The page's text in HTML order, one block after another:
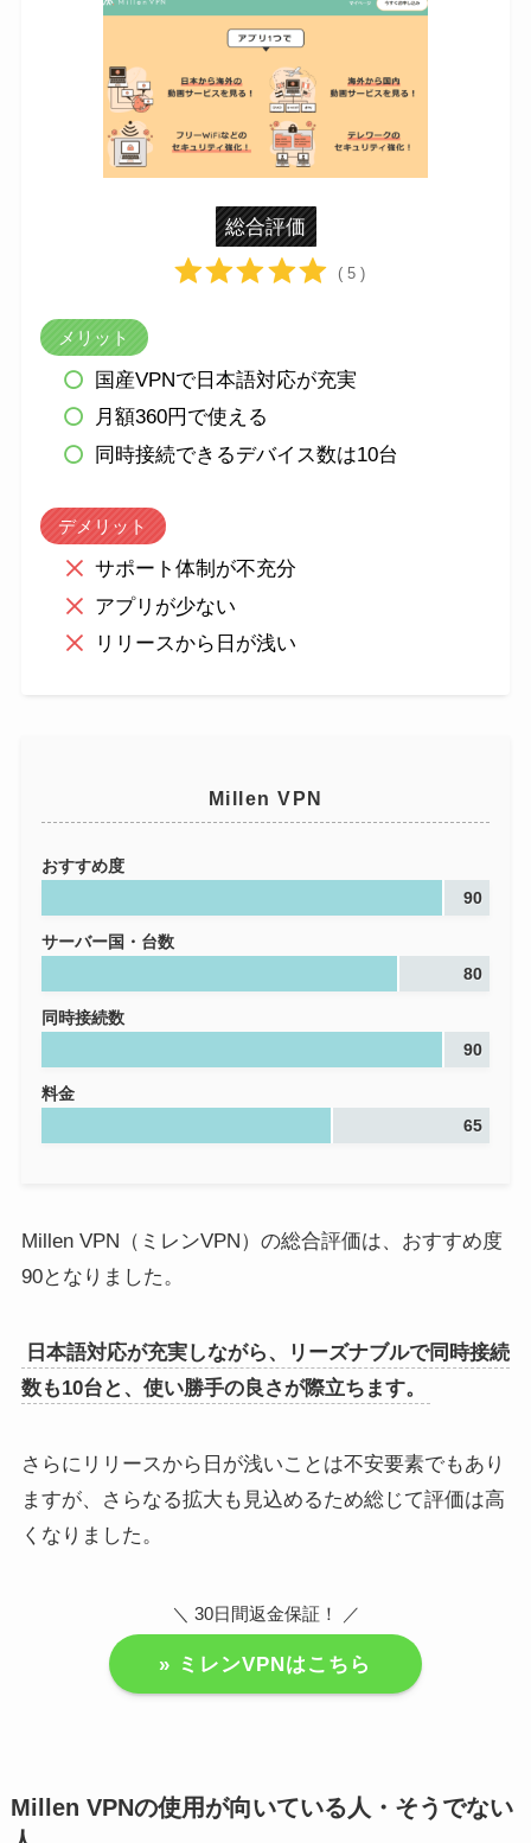
総合評価
( 5 )
メリット
国産VPNで日本語対応が充実
月額360円で使える
同時接続できるデバイス数は10台
デメリット
サポート体制が不充分
アプリが少ない
リリースから日が浅い
Millen VPN
おすすめ度
90
サーバー国・台数
80
同時接続数
90
料金
65
Millen VPN（ミレンVPN）の総合評価は、おすすめ度
90となりました。
日本語対応が充実しながら、リーズナブルで同時接続
数も10台と、使い勝手の良さが際立ちます。
さらにリリースから日が浅いことは不安要素でもあり
ますが、さらなる拡大も見込めるため総じて評価は高
くなりました。
＼ 30日間返金保証！ ／
» ミレンVPNはこちら
Millen VPNの使用が向いている人・そうでない